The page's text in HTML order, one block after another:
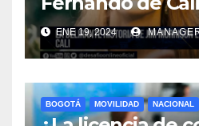
ENE 19, 2024
BOGOTÁ MOVILIDAD NACIONAL